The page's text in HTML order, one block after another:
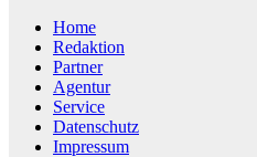
Home
Redaktion
Partner
Agentur
Service
Datenschutz
Impressum